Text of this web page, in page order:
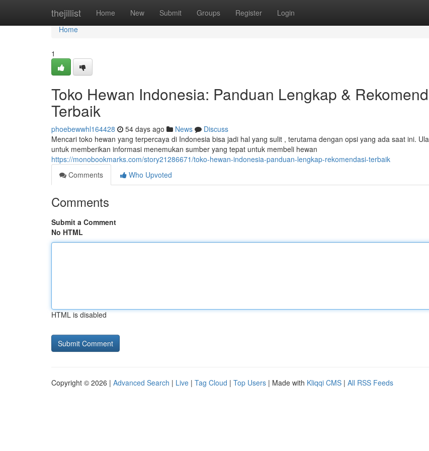
thejillist Home New Submit Groups Register Login
Home
Home
1
Toko Hewan Indonesia: Panduan Lengkap &
Terbaik
phoebewwhl164428 54 days ago News
Discuss
Mencari toko hewan yang terpercaya di Indonesia bisa jadi hal yang sulit , terutama dengan opsi yang ada saat ini.
untuk memberikan informasi menemukan sumber yang tepat untuk membeli hewan
https://monobookmarks.com/story21286671/toko-hewan-indonesia-panduan-lengkap-rekomendasi-terbaik
Comments
Who Upvoted
Comments
Submit a Comment
No HTML
HTML is disabled
Copyright © 2026 | Advanced Search | Live | Tag Cloud | Top Users | Made with Kliqqi CMS | All RSS Feeds